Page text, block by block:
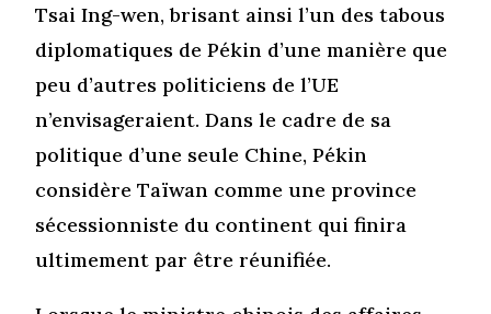
Tsai Ing-wen, brisant ainsi l’un des tabous
diplomatiques de Pékin d’une manière que
peu d’autres politiciens de l’UE
n’envisageraient. Dans le cadre de sa
politique d’une seule Chine, Pékin
considère Taïwan comme une province
sécessionniste du continent qui finira
ultimement par être réunifiée.